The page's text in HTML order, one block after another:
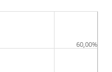
60,00%